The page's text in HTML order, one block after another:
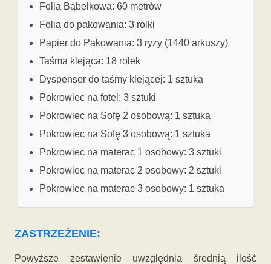
Folia Bąbelkowa: 60 metrów
Folia do pakowania: 3 rolki
Papier do Pakowania: 3 ryzy (1440 arkuszy)
Taśma klejąca: 18 rolek
Dyspenser do taśmy klejącej: 1 sztuka
Pokrowiec na fotel: 3 sztuki
Pokrowiec na Sofę 2 osobową: 1 sztuka
Pokrowiec na Sofę 3 osobową: 1 sztuka
Pokrowiec na materac 1 osobowy: 3 sztuki
Pokrowiec na materac 2 osobowy: 2 sztuki
Pokrowiec na materac 3 osobowy: 1 sztuka
ZASTRZEŻENIE:
Powyższe zestawienie uwzględnia średnią ilość